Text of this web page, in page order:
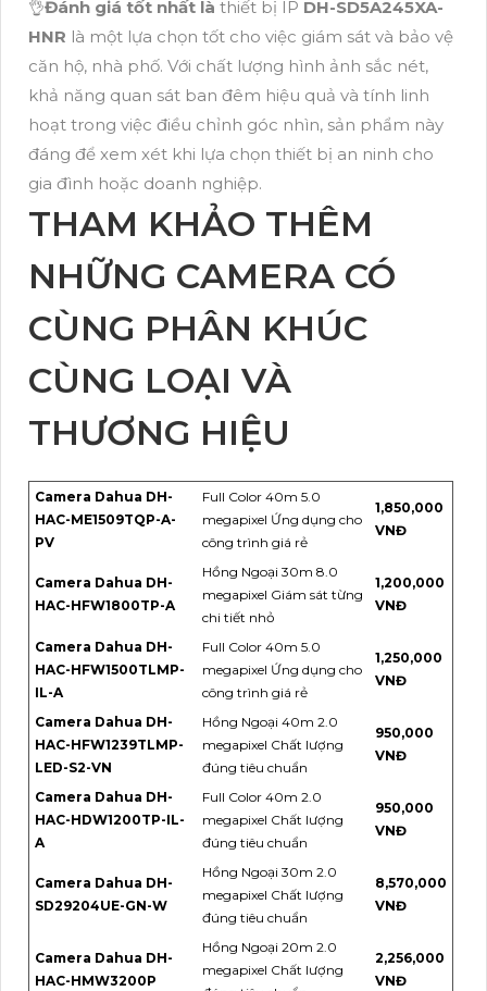
👌Đánh giá tốt nhất là thiết bị IP DH-SD5A245XA-
HNR là một lựa chọn tốt cho việc giám sát và bảo vệ
căn hộ, nhà phố. Với chất lượng hình ảnh sắc nét,
khả năng quan sát ban đêm hiệu quả và tính linh
hoạt trong việc điều chỉnh góc nhìn, sản phẩm này
đáng để xem xét khi lựa chọn thiết bị an ninh cho
gia đình hoặc doanh nghiệp.
THAM KHẢO THÊM
NHỮNG CAMERA CÓ
CÙNG PHÂN KHÚC
CÙNG LOẠI VÀ
THƯƠNG HIỆU
Camera Dahua DH-
HAC-ME1509TQP-A-
PV
Full Color 40m 5.0
megapixel Ứng dụng cho
công trình giá rẻ
1,850,000
VNĐ
Camera Dahua DH-
HAC-HFW1800TP-A
Hồng Ngoại 30m 8.0
megapixel Giám sát từng
chi tiết nhỏ
1,200,000
VNĐ
Camera Dahua DH-
HAC-HFW1500TLMP-
IL-A
Full Color 40m 5.0
megapixel Ứng dụng cho
công trình giá rẻ
1,250,000
VNĐ
Camera Dahua DH-
HAC-HFW1239TLMP-
LED-S2-VN
Hồng Ngoại 40m 2.0
megapixel Chất lượng
đúng tiêu chuẩn
950,000
VNĐ
Camera Dahua DH-
HAC-HDW1200TP-IL-
A
Full Color 40m 2.0
megapixel Chất lượng
đúng tiêu chuẩn
950,000
VNĐ
Camera Dahua DH-
SD29204UE-GN-W
Hồng Ngoại 30m 2.0
megapixel Chất lượng
đúng tiêu chuẩn
8,570,000
VNĐ
Camera Dahua DH-
HAC-HMW3200P
Hồng Ngoại 20m 2.0
megapixel Chất lượng
2,256,000
VNĐ